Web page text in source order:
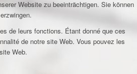
Website zu beeinträchtigen. Sie können
de leurs fonctions. Étant donné que ces
de notre site Web. Vous pouvez les
Web.